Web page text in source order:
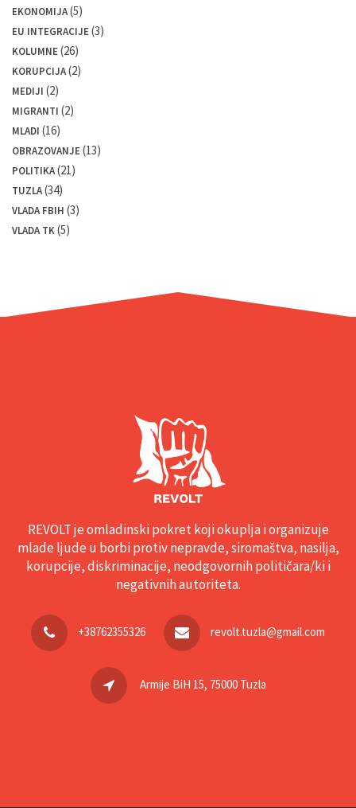
EKONOMIJA(5)
EU INTEGRACIJE(3)
KOLUMNE(26)
KORUPCIJA(2)
MEDIJI (2)
MIGRANTI (2)
MLADI (16)
OBRAZOVANJE(13)
POLITIKA(21)
TUZLA(34)
VLADA FBIH (3)
VLADA TK(5)
REVOLT je omladinski pokret koji okuplja i organizuje
mlade ljude u borbi protiv nepravde, siromaštva, nasilja,
korupcije, diskriminacije, neodgovornih političara/ki i
negativnih autoriteta.
+38762355326 revolt.tuzla@gmail.com
Armije BiH 15, 75000 Tuzla